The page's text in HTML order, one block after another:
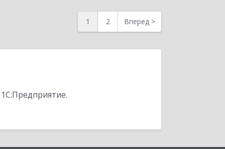
1 2 Вперед >